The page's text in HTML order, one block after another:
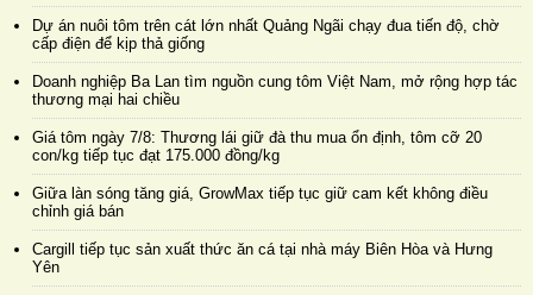
Dự án nuôi tôm trên cát lớn nhất Quảng Ngãi chạy đua tiến độ, chờ
cấp điện để kịp thả giống
Doanh nghiệp Ba Lan tìm nguồn cung tôm Việt Nam, mở rộng hợp tác
thương mại hai chiều
Giá tôm ngày 7/8: Thương lái giữ đà thu mua ổn định, tôm cỡ 20
con/kg tiếp tục đạt 175.000 đồng/kg
Giữa làn sóng tăng giá, GrowMax tiếp tục giữ cam kết không điều
chỉnh giá bán
Cargill tiếp tục sản xuất thức ăn cá tại nhà máy Biên Hòa và Hưng
Yên